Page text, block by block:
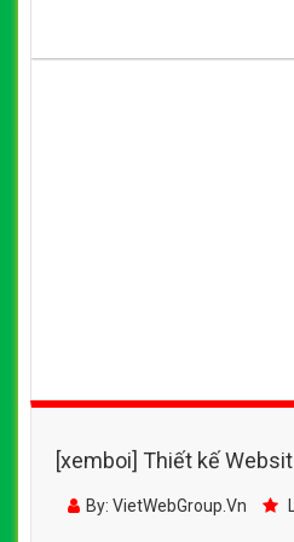
[xemboi] Thiết kế
tuvisonchuvn
By: VietWebGroup.Vn